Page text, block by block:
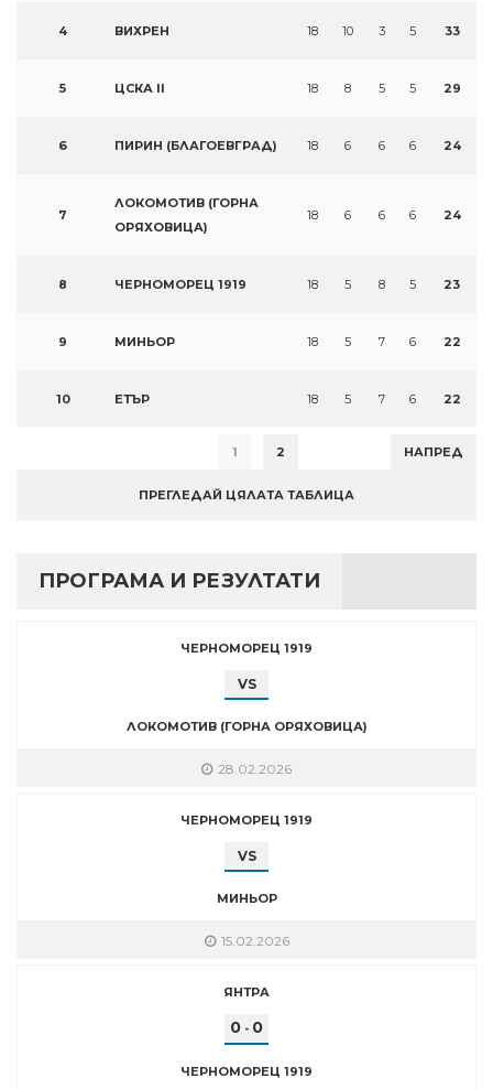
4 ВИХРЕН 18 10 3 5 33
5 ЦСКА II 18 8 5 5 29
6 ПИРИН (БЛАГОЕВГРАД) 18 6 6 6 24
7
ЛОКОМОТИВ (ГОРНА
ОРЯХОВИЦА)
18 6 6 6 24
8 ЧЕРНОМОРЕЦ 1919 18 5 8 5 23
9 МИНЬОР 18 5 7 6 22
10 ЕТЪР 18 5 7 6 22
1 2 НАПРЕД
ПРЕГЛЕДАЙ ЦЯЛАТА ТАБЛИЦА
ПРОГРАМА И РЕЗУЛТАТИ
ЧЕРНОМОРЕЦ 1919
VS
ЛОКОМОТИВ (ГОРНА ОРЯХОВИЦА)
28.02.2026
ЧЕРНОМОРЕЦ 1919
VS
МИНЬОР
15.02.2026
ЯНТРА
0 - 0
ЧЕРНОМОРЕЦ 1919